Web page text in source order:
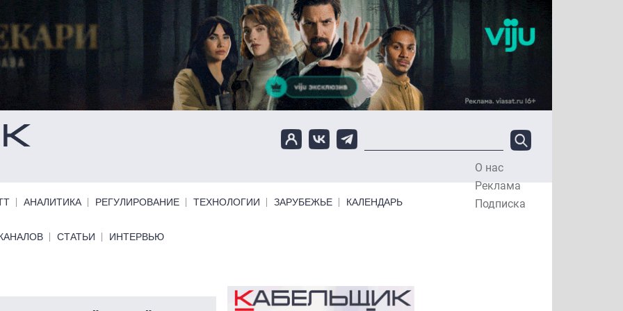
О нас
Реклама
Подписка
АНАЛИТИКА РЕГУЛИРОВАНИЕ ТЕХНОЛОГИИ ЗАРУБЕЖЬЕ КАЛЕНДАРЬ
СТАТЬИ ИНТЕРВЬЮ